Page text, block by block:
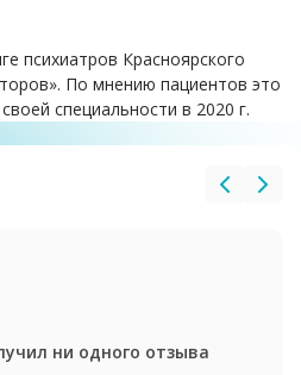
имени Б.Д. Карвасарского
государственный
имени профессора Войно-
психиатров Красноярского
По мнению пациентов это
специальности в 2020 г.
ни одного отзыва